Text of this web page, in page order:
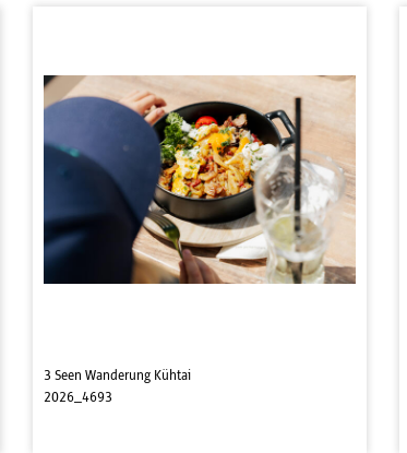
3 Seen Wanderung Kühtai
2026_4693